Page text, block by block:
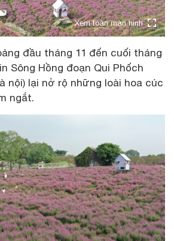
Xem toàn màn hình
đầu tháng 11 đến cuối tháng
Sông Hồng đoạn Qui Phốch
nội) lại nở rộ những loài hoa cúc
ngắt.